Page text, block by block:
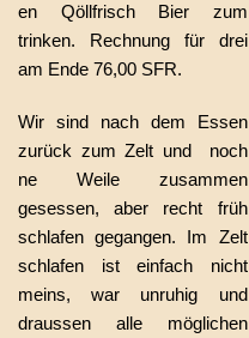
en Qöllfrisch Bier zum
trinken. Rechnung für drei
am Ende 76,00 SFR.
Wir sind nach dem Essen
zurück zum Zelt und noch
ne Weile zusammen
gesessen, aber recht früh
schlafen gegangen. Im Zelt
schlafen ist einfach nicht
meins, war unruhig und
draussen alle möglichen